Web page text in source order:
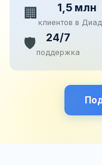
🏢 1,5 млн
клиентов в
🛡️ 24/7
поддержка